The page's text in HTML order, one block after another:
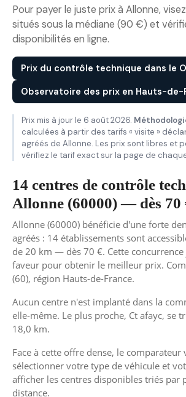
Pour payer le juste prix à Allonne,
situés sous la médiane (90 €) et
disponibilités en ligne.
Prix du contrôle technique dans le
Observatoire des prix en Hauts-de-
Prix mis à jour le 6 août 2026.
calculées à partir des tarifs « visite »
agréés de Allonne. Les prix sont libres et
vérifiez le tarif exact sur la page de
14 centres de contrôle
Allonne (60000) — dès 70
Allonne (60000) bénéficie d'une forte
agréés : 14 établissements sont
de 20 km — dès 70 €. Cette
faveur pour obtenir le meilleur prix.
(60), région Hauts-de-France.
Aucun centre n'est implanté dans la
elle-même. Le plus proche, Ct afayc, se
18,0 km.
Face à cette offre dense, le comparateur
sélectionner votre type de véhicule et
afficher les centres disponibles triés par
distance.